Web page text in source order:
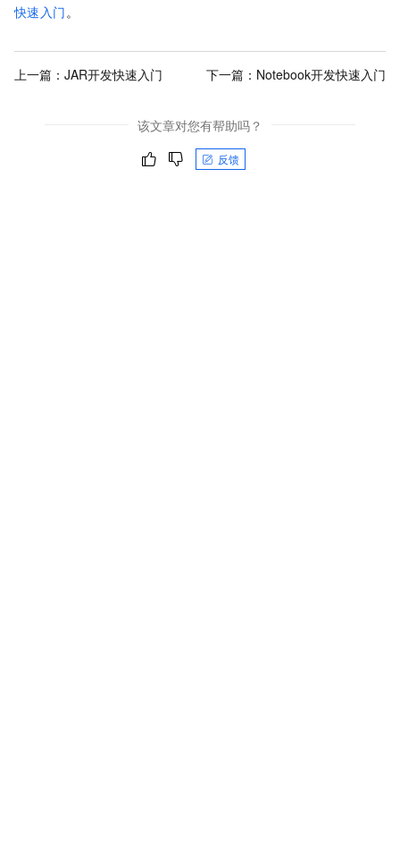
快速入门 。
上一篇： JAR开发快速入门 下一篇： Notebook开发快速入门
该文章对您有帮助吗？
反馈